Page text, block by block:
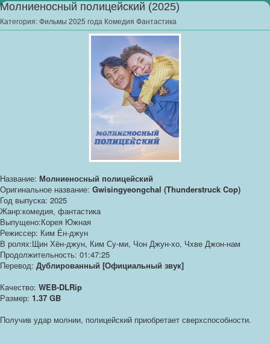
Молниеносный полицейский (2025)
Категория:Фильмы 2025 года Комедия Фантастика
Название: Молниеносный полицейский
Оригинальное название: Gwisingyeongchal (Thunderstruck Cop)
Год выпуска: 2025
Жанр:комедия, фантастика
Выпущено:Корея Южная
Режиссер: Ким Ён-джун
В ролях:Щин Хён-джун, Ким Су-ми, Чон Джун-хо, Чхве Джон-нам
Продолжительность: 01:47:25
Перевод: Дублированный [Официальный звук]
Качество: WEB-DLRip
Размер: 1.37 GB
Получив удар молнии, полицейский приобретает сверхспособности.